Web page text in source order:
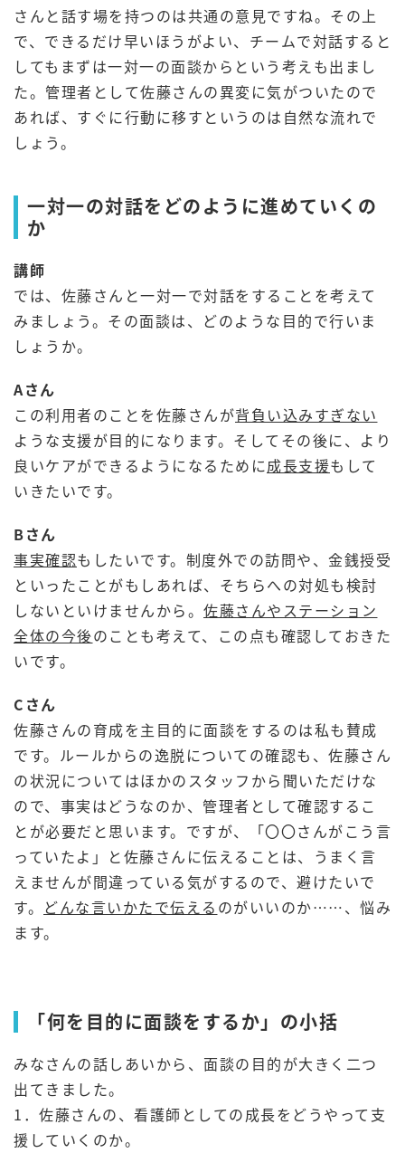
さんと話す場を持つのは共通の意見ですね。その上
で、できるだけ早いほうがよい、チームで対話すると
してもまずは一対一の面談からという考えも出まし
た。管理者として佐藤さんの異変に気がついたので
あれば、すぐに行動に移すというのは自然な流れで
しょう。
一対一の対話をどのように進めていくの
か
講師
では、佐藤さんと一対一で対話をすることを考えて
みましょう。その面談は、どのような目的で行いま
しょうか。
Aさん
この利用者のことを佐藤さんが背負い込みすぎない
ような支援が目的になります。そしてその後に、より
良いケアができるようになるために成長支援もして
いきたいです。
Bさん
事実確認もしたいです。制度外での訪問や、金銭授受
といったことがもしあれば、そちらへの対処も検討
しないといけませんから。 佐藤さんやステーション
全体の今後のことも考えて、この点も確認しておきた
いです。
Cさん
佐藤さんの育成を主目的に面談をするのは私も賛成
です。ルールからの逸脱についての確認も、佐藤さん
の状況についてはほかのスタッフから聞いただけな
ので、事実はどうなのか、管理者として確認するこ
とが必要だと思います。ですが、「〇〇さんがこう言
っていたよ」と佐藤さんに伝えることは、うまく言
えませんが間違っている気がするので、避けたいで
す。 どんな言いかたで伝える のがいいのか……、悩み
ます。
「何を目的に面談をするか」の小括
みなさんの話しあいから、面談の目的が大きく二つ
出てきました。
1．佐藤さんの、看護師としての成長をどうやって支
援していくのか。